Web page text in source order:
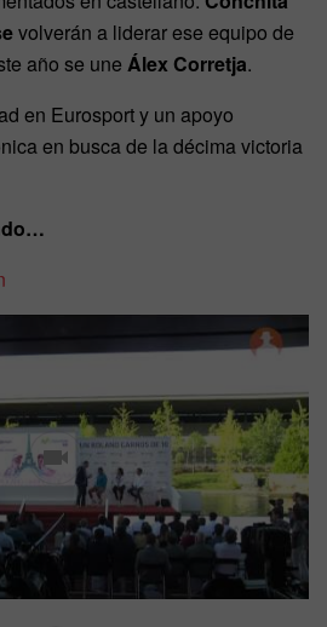
volverán a liderar ese equipo de
año se une Álex Corretja.
en Eurosport y un apoyo
en busca de la décima victoria